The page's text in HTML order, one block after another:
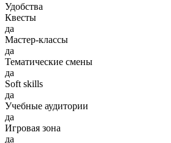
Удобства
Квесты
да
Мастер-классы
да
Тематические смены
да
Soft skills
да
Учебные аудитории
да
Игровая зона
да